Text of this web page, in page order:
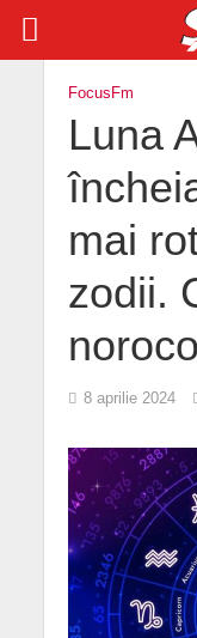
FocusFm
Luna
mai
zodii.
8 aprilie 2024